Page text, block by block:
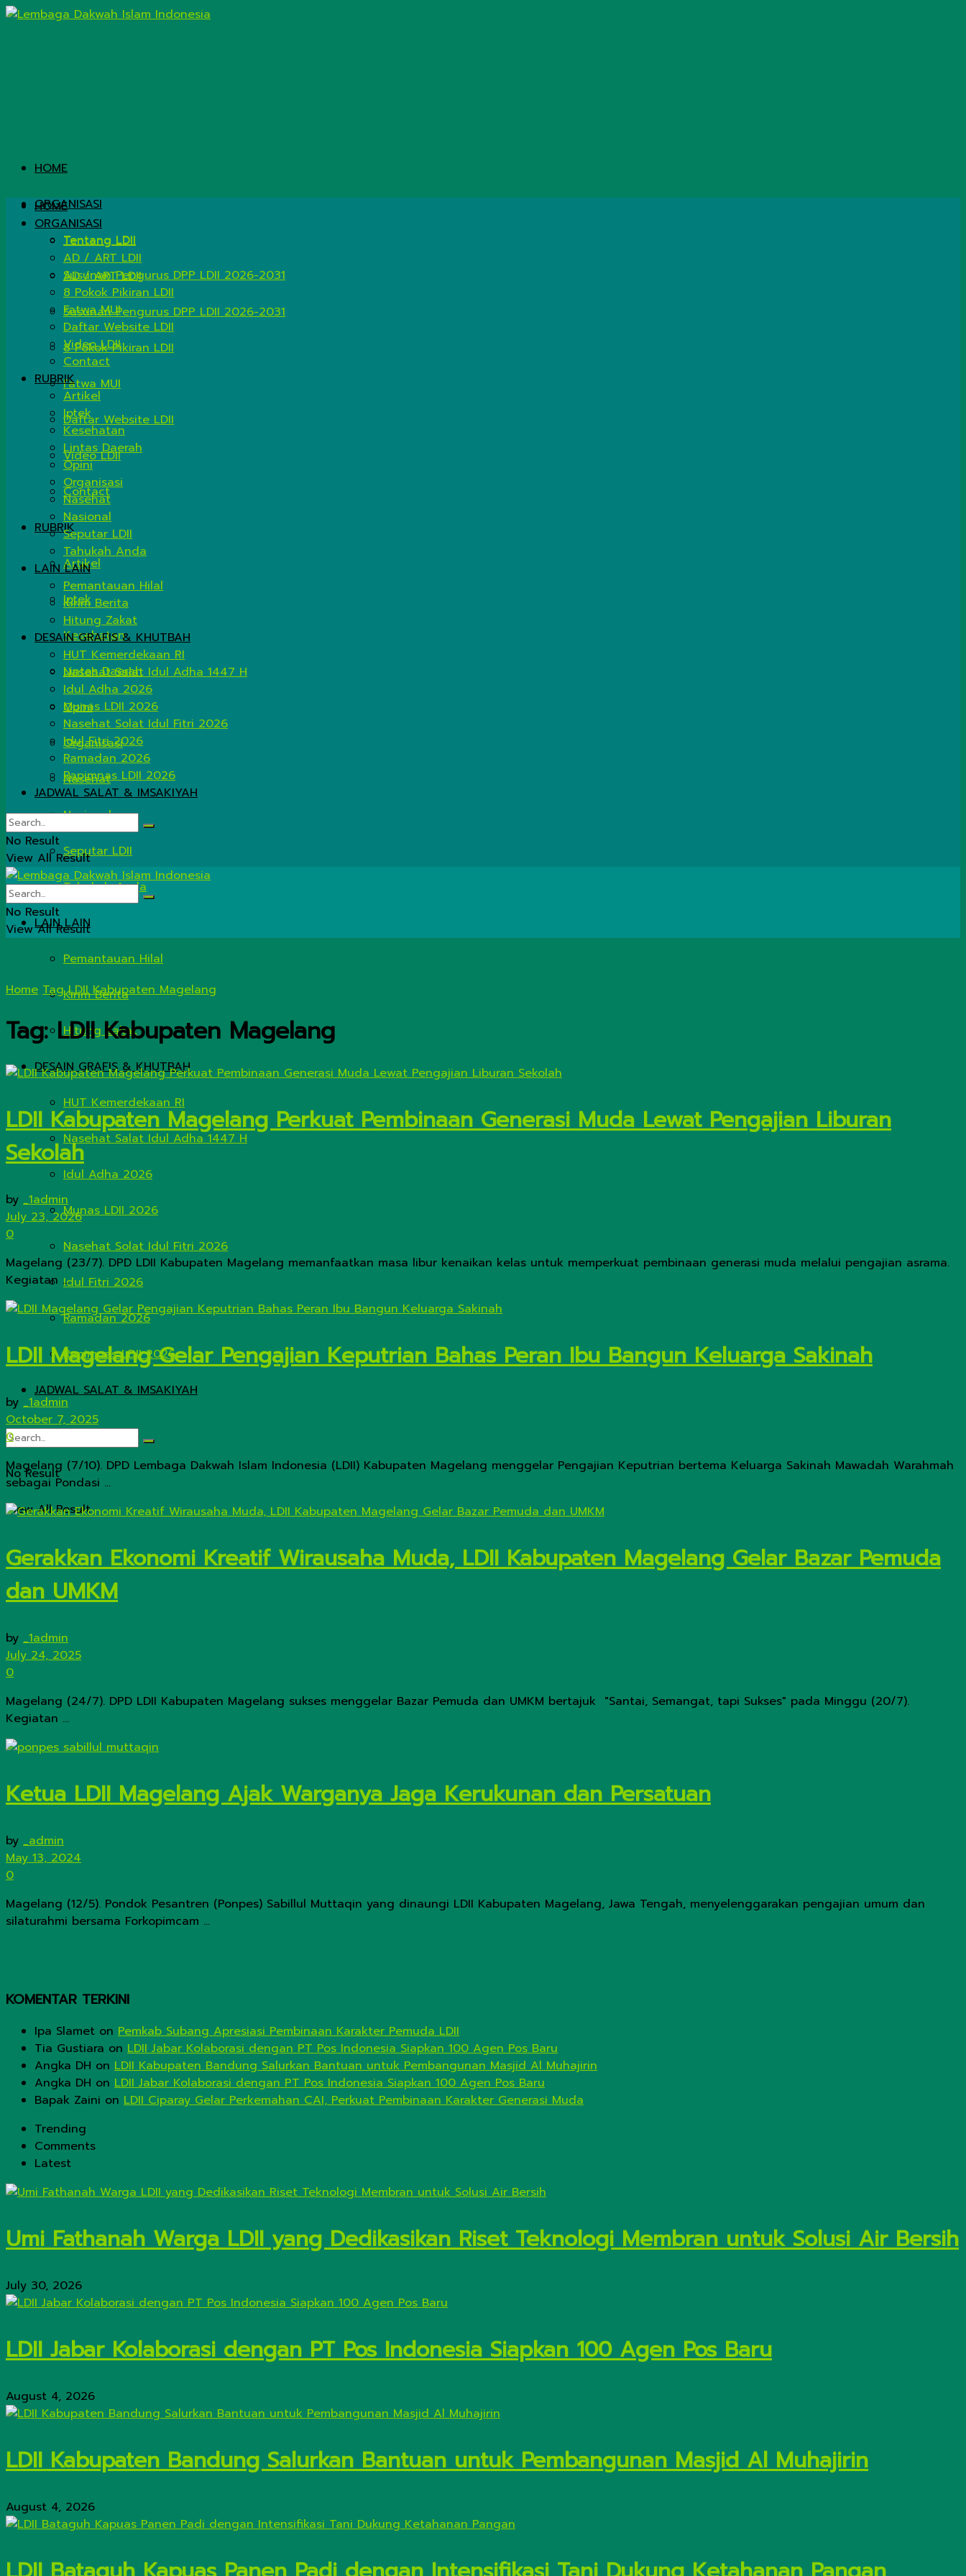
HOME
ORGANISASI
Tentang LDII
AD / ART LDII
Susunan Pengurus DPP LDII 2026-2031
8 Pokok Pikiran LDII
Fatwa MUI
Daftar Website LDII
Video LDII
Contact
RUBRIK
Artikel
Iptek
Kesehatan
Lintas Daerah
Opini
Organisasi
Nasehat
Nasional
Seputar LDII
Tahukah Anda
LAIN LAIN
Pemantauan Hilal
Kirim Berita
Hitung Zakat
DESAIN GRAFIS & KHUTBAH
HUT Kemerdekaan RI
Nasehat Salat Idul Adha 1447 H
Idul Adha 2026
Munas LDII 2026
Nasehat Solat Idul Fitri 2026
Idul Fitri 2026
Ramadan 2026
Rapimnas LDII 2026
JADWAL SALAT & IMSAKIYAH
No Result
View All Result
HOME
ORGANISASI
Tentang LDII
AD / ART LDII
Susunan Pengurus DPP LDII 2026-2031
8 Pokok Pikiran LDII
Fatwa MUI
Daftar Website LDII
Video LDII
Contact
RUBRIK
Artikel
Iptek
Kesehatan
Lintas Daerah
Opini
Organisasi
Nasehat
Nasional
Seputar LDII
Tahukah Anda
LAIN LAIN
Pemantauan Hilal
Kirim Berita
Hitung Zakat
DESAIN GRAFIS & KHUTBAH
HUT Kemerdekaan RI
Nasehat Salat Idul Adha 1447 H
Idul Adha 2026
Munas LDII 2026
Nasehat Solat Idul Fitri 2026
Idul Fitri 2026
Ramadan 2026
Rapimnas LDII 2026
JADWAL SALAT & IMSAKIYAH
No Result
View All Result
No Result
View All Result
Home Tag LDII Kabupaten Magelang
Tag:LDII Kabupaten Magelang
LDII Kabupaten Magelang Perkuat Pembinaan Generasi Muda Lewat Pengajian Liburan
Sekolah
by _1admin
July 23, 2026
0
Magelang (23/7). DPD LDII Kabupaten Magelang memanfaatkan masa libur kenaikan kelas untuk memperkuat pembinaan generasi muda melalui pengajian asrama.
Kegiatan ...
LDII Magelang Gelar Pengajian Keputrian Bahas Peran Ibu Bangun Keluarga Sakinah
by _1admin
October 7, 2025
0
Magelang (7/10). DPD Lembaga Dakwah Islam Indonesia (LDII) Kabupaten Magelang menggelar Pengajian Keputrian bertema Keluarga Sakinah Mawadah Warahmah
sebagai Pondasi ...
Gerakkan Ekonomi Kreatif Wirausaha Muda, LDII Kabupaten Magelang Gelar Bazar Pemuda
dan UMKM
by _1admin
July 24, 2025
0
Magelang (24/7). DPD LDII Kabupaten Magelang sukses menggelar Bazar Pemuda dan UMKM bertajuk "Santai, Semangat, tapi Sukses" pada Minggu (20/7).
Kegiatan ...
Ketua LDII Magelang Ajak Warganya Jaga Kerukunan dan Persatuan
by _admin
May 13, 2024
0
Magelang (12/5). Pondok Pesantren (Ponpes) Sabillul Muttaqin yang dinaungi LDII Kabupaten Magelang, Jawa Tengah, menyelenggarakan pengajian umum dan
silaturahmi bersama Forkopimcam ...
KOMENTAR TERKINI
Ipa Slamet on Pemkab Subang Apresiasi Pembinaan Karakter Pemuda LDII
Tia Gustiara on LDII Jabar Kolaborasi dengan PT Pos Indonesia Siapkan 100 Agen Pos Baru
Angka DH on LDII Kabupaten Bandung Salurkan Bantuan untuk Pembangunan Masjid Al Muhajirin
Angka DH on LDII Jabar Kolaborasi dengan PT Pos Indonesia Siapkan 100 Agen Pos Baru
Bapak Zaini on LDII Ciparay Gelar Perkemahan CAI, Perkuat Pembinaan Karakter Generasi Muda
Trending
Comments
Latest
Umi Fathanah Warga LDII yang Dedikasikan Riset Teknologi Membran untuk Solusi Air Bersih
July 30, 2026
LDII Jabar Kolaborasi dengan PT Pos Indonesia Siapkan 100 Agen Pos Baru
August 4, 2026
LDII Kabupaten Bandung Salurkan Bantuan untuk Pembangunan Masjid Al Muhajirin
August 4, 2026